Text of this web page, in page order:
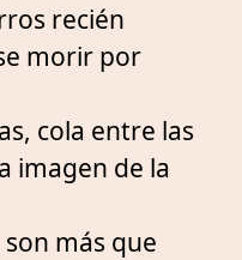
recién
morir por
cola entre las
imagen de la
más que